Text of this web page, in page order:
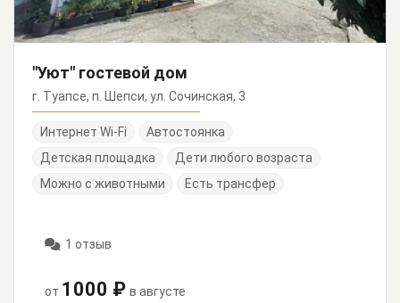
"Уют" гостевой дом
г. Туапсе, п. Шепси, ул. Сочинская, 3
Интернет Wi-Fi
Автостоянка
Детская площадка
Дети любого возраста
Можно с животными
Есть трансфер
1 отзыв
от 1000 ₽ в августе